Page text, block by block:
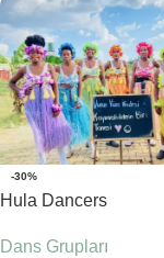
-30%
Hula Dancers
Dans Grupları